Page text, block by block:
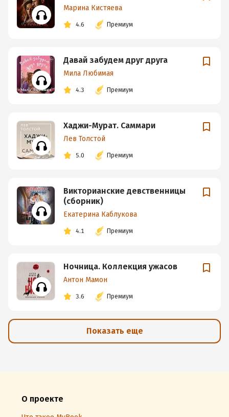
Марина Кистяева
4.6 Премиум
Давай забудем друг друга
Мила Любимая
4.3 Премиум
Хаджи-Мурат. Саммари
Лев Толстой
5.0 Премиум
Викторианские девственницы
(сборник)
Екатерина Каблукова
4.1 Премиум
Ночница. Коллекция ужасов
Антон Мамон
3.6 Премиум
Показать еще
О проекте